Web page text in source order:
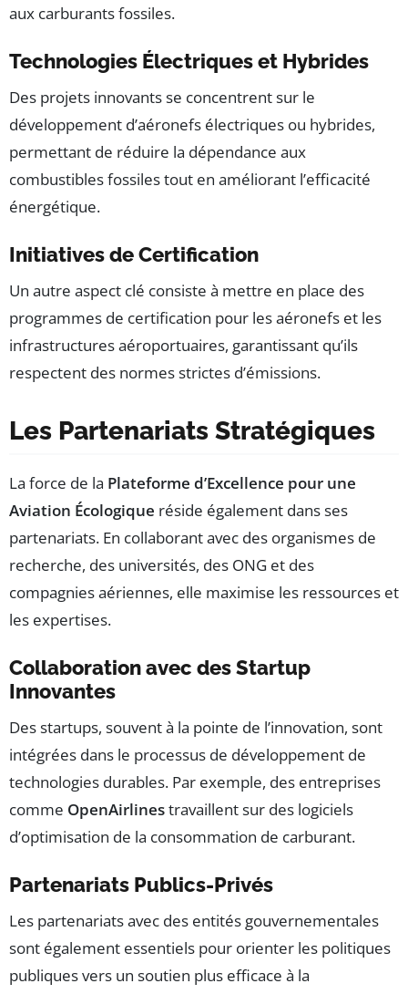
aux carburants fossiles.
Technologies Électriques et Hybrides
Des projets innovants se concentrent sur le
développement d’aéronefs électriques ou hybrides,
permettant de réduire la dépendance aux
combustibles fossiles tout en améliorant l’efficacité
énergétique.
Initiatives de Certification
Un autre aspect clé consiste à mettre en place des
programmes de certification pour les aéronefs et les
infrastructures aéroportuaires, garantissant qu’ils
respectent des normes strictes d’émissions.
Les Partenariats Stratégiques
La force de la Plateforme d’Excellence pour une
Aviation Écologique réside également dans ses
partenariats. En collaborant avec des organismes de
recherche, des universités, des ONG et des
compagnies aériennes, elle maximise les ressources et
les expertises.
Collaboration avec des Startup
Innovantes
Des startups, souvent à la pointe de l’innovation, sont
intégrées dans le processus de développement de
technologies durables. Par exemple, des entreprises
comme OpenAirlinestravaillent sur des logiciels
d’optimisation de la consommation de carburant.
Partenariats Publics-Privés
Les partenariats avec des entités gouvernementales
sont également essentiels pour orienter les politiques
publiques vers un soutien plus efficace à la